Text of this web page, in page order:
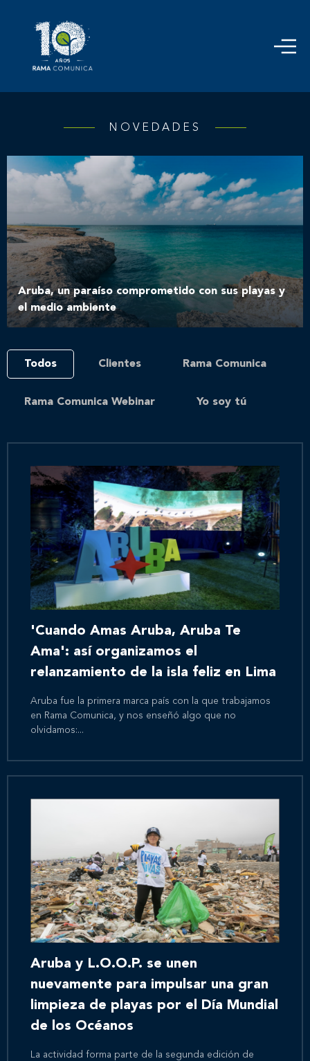
NOVEDADES
Aruba, un paraíso comprometido con sus playas y
el medio ambiente
Todos Clientes Rama Comunica
Rama Comunica Webinar Yo soy tú
'Cuando Amas Aruba, Aruba Te
Ama': así organizamos el
relanzamiento de la isla feliz en Lima
Aruba fue la primera marca país con la que trabajamos
en Rama Comunica, y nos enseñó algo que no
olvidamos:...
Aruba y L.O.O.P. se unen
nuevamente para impulsar una gran
limpieza de playas por el Día Mundial
de los Océanos
La actividad forma parte de la segunda edición de